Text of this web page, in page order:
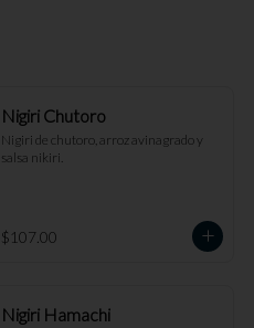
Nigiri Chutoro
Nigiri de chutoro, arroz avinagrado y
salsa nikiri.
$107.00
Nigiri Hamachi